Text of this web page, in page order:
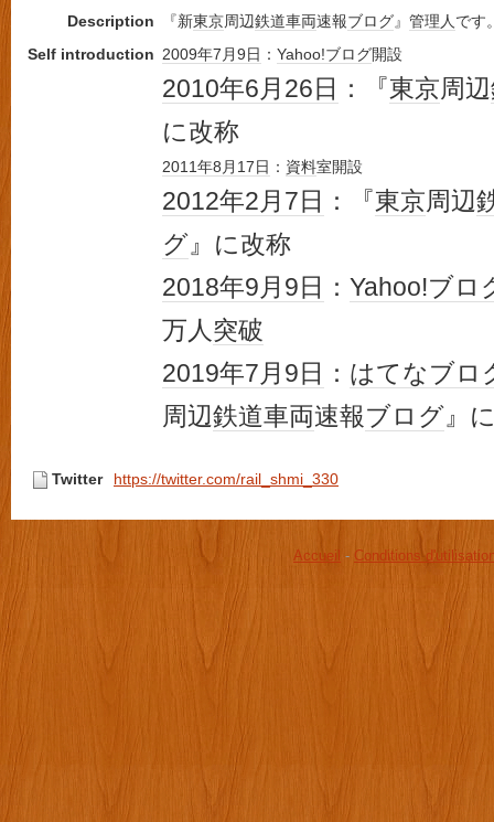
Description 『新東京周辺鉄道車両速報ブログ』 管理人です
Self introduction 2009年7月9日 ： Yahoo!ブログ開設
2010年6月26日 ：『東京周辺
に改称
2011年8月17日 ： 資料室開設
2012年2月7日 ：『東京周辺
グ』に改称
2018年9月9日 ： Yahoo!ブロ
万人突破
2019年7月9日 ： はてなブロ
周辺鉄道車両速報ブログ』
Twitter https://twitter.com/rail_shmi_330
Accueil - Conditions